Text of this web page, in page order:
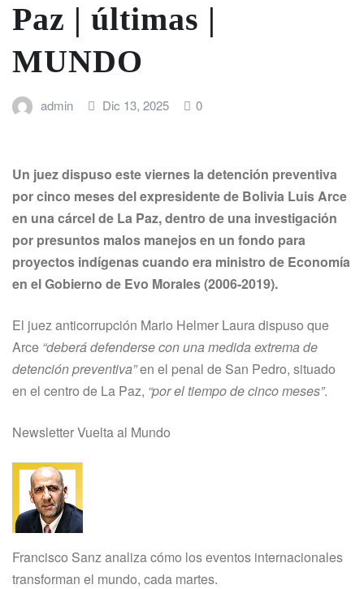
Paz | últimas |
MUNDO
admin Dic 13, 2025 0
Un juez dispuso este viernes la detención preventiva
por cinco meses del expresidente de Bolivia Luis Arce
en una cárcel de La Paz, dentro de una investigación
por presuntos malos manejos en un fondo para
proyectos indígenascuando era ministro de Economía
en el Gobierno de Evo Morales (2006-2019).
El juez anticorrupción Mario Helmer Laura dispuso que
Arce “deberá defenderse con una medida extrema de
detención preventiva”en el penal de San Pedro, situado
en el centro de La Paz, “por el tiempo de cinco meses”.
Newsletter Vuelta al Mundo
Francisco Sanzanaliza cómo los eventos internacionales
transforman el mundo, cada martes.